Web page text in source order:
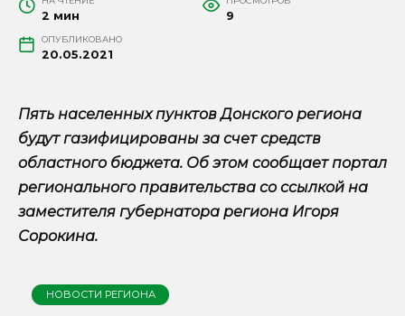
2 мин 9
ОПУБЛИКОВАНО
20.05.2021
Пять населенных пунктов Донского региона
будут газифицированы за счет средств
областного бюджета. Об этом сообщает портал
регионального правительства со ссылкой на
заместителя губернатора региона Игоря
Сорокина.
НОВОСТИ РЕГИОНА